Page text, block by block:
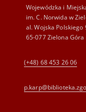
Wojewódzka i
im. C. Norwida w
al. Wojska Polskiego
65-077 Zielona Góra
(+48) 68 453 26 06